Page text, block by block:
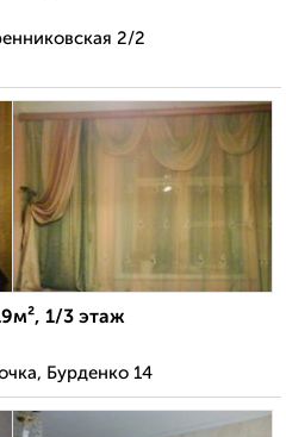
2/2
1/3 этаж
Бурденко 14